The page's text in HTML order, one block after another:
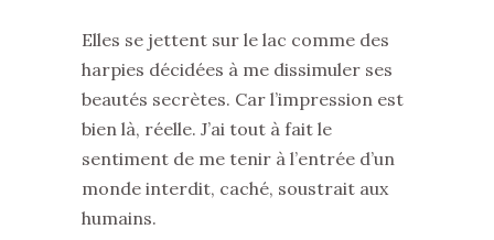
Elles se jettent sur le lac comme des
harpies décidées à me dissimuler ses
beautés secrètes. Car l’impression est
bien là, réelle. J’ai tout à fait le
sentiment de me tenir à l’entrée d’un
monde interdit, caché, soustrait aux
humains.